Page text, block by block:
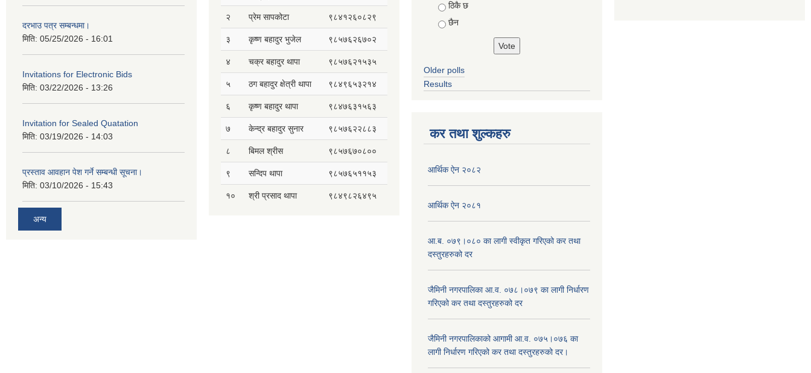
दरभाउ पत्र सम्बन्धमा।
मिति: 05/25/2026 - 16:01
Invitations for Electronic Bids
मिति: 03/22/2026 - 13:26
Invitation for Sealed Quatation
मिति: 03/19/2026 - 14:03
प्रस्ताव आवहान पेश गर्ने सम्बन्धी सूचना।
मिति: 03/10/2026 - 15:43
अन्य
२ प्रेम सापकोटा ९८४१२६०८२९
३ कृष्ण बहादुर भुजेल ९८५७६२६७०२
४ चक्र बहादुर थापा ९८५७६२१५३५
५ ठग बहादुर क्षेत्री थापा ९८४९६५३२१४
६ कृष्ण बहादुर थापा ९८४७६३१५६३
७ केन्द्र बहादुर सुनार ९८५७६२२८८३
८ बिमल श्रीस ९८५७६७०८००
९ सन्दिप थापा ९८५७६५११५३
१० श्री प्रसाद थापा ९८४९८२६४९५
ठिकै छ
छैन
Older polls
Results
कर तथा शुल्कहरु
आर्थिक ऐन २०८२
आर्थिक ऐन २०८१
आ.ब. ०७९।०८० का लागी स्वीकृत गरिएको कर तथा
दस्तुरहरुको दर
जैमिनी नगरपालिका आ.व. ०७८।०७९ का लागी निर्धारण
गरिएको कर तथा दस्तुरहरुको दर
जैमिनी नगरपालिकाको आगामी आ.व. ०७५।०७६ का
लागी निर्धारण गरिएको कर तथा दस्तुरहरुको दर।